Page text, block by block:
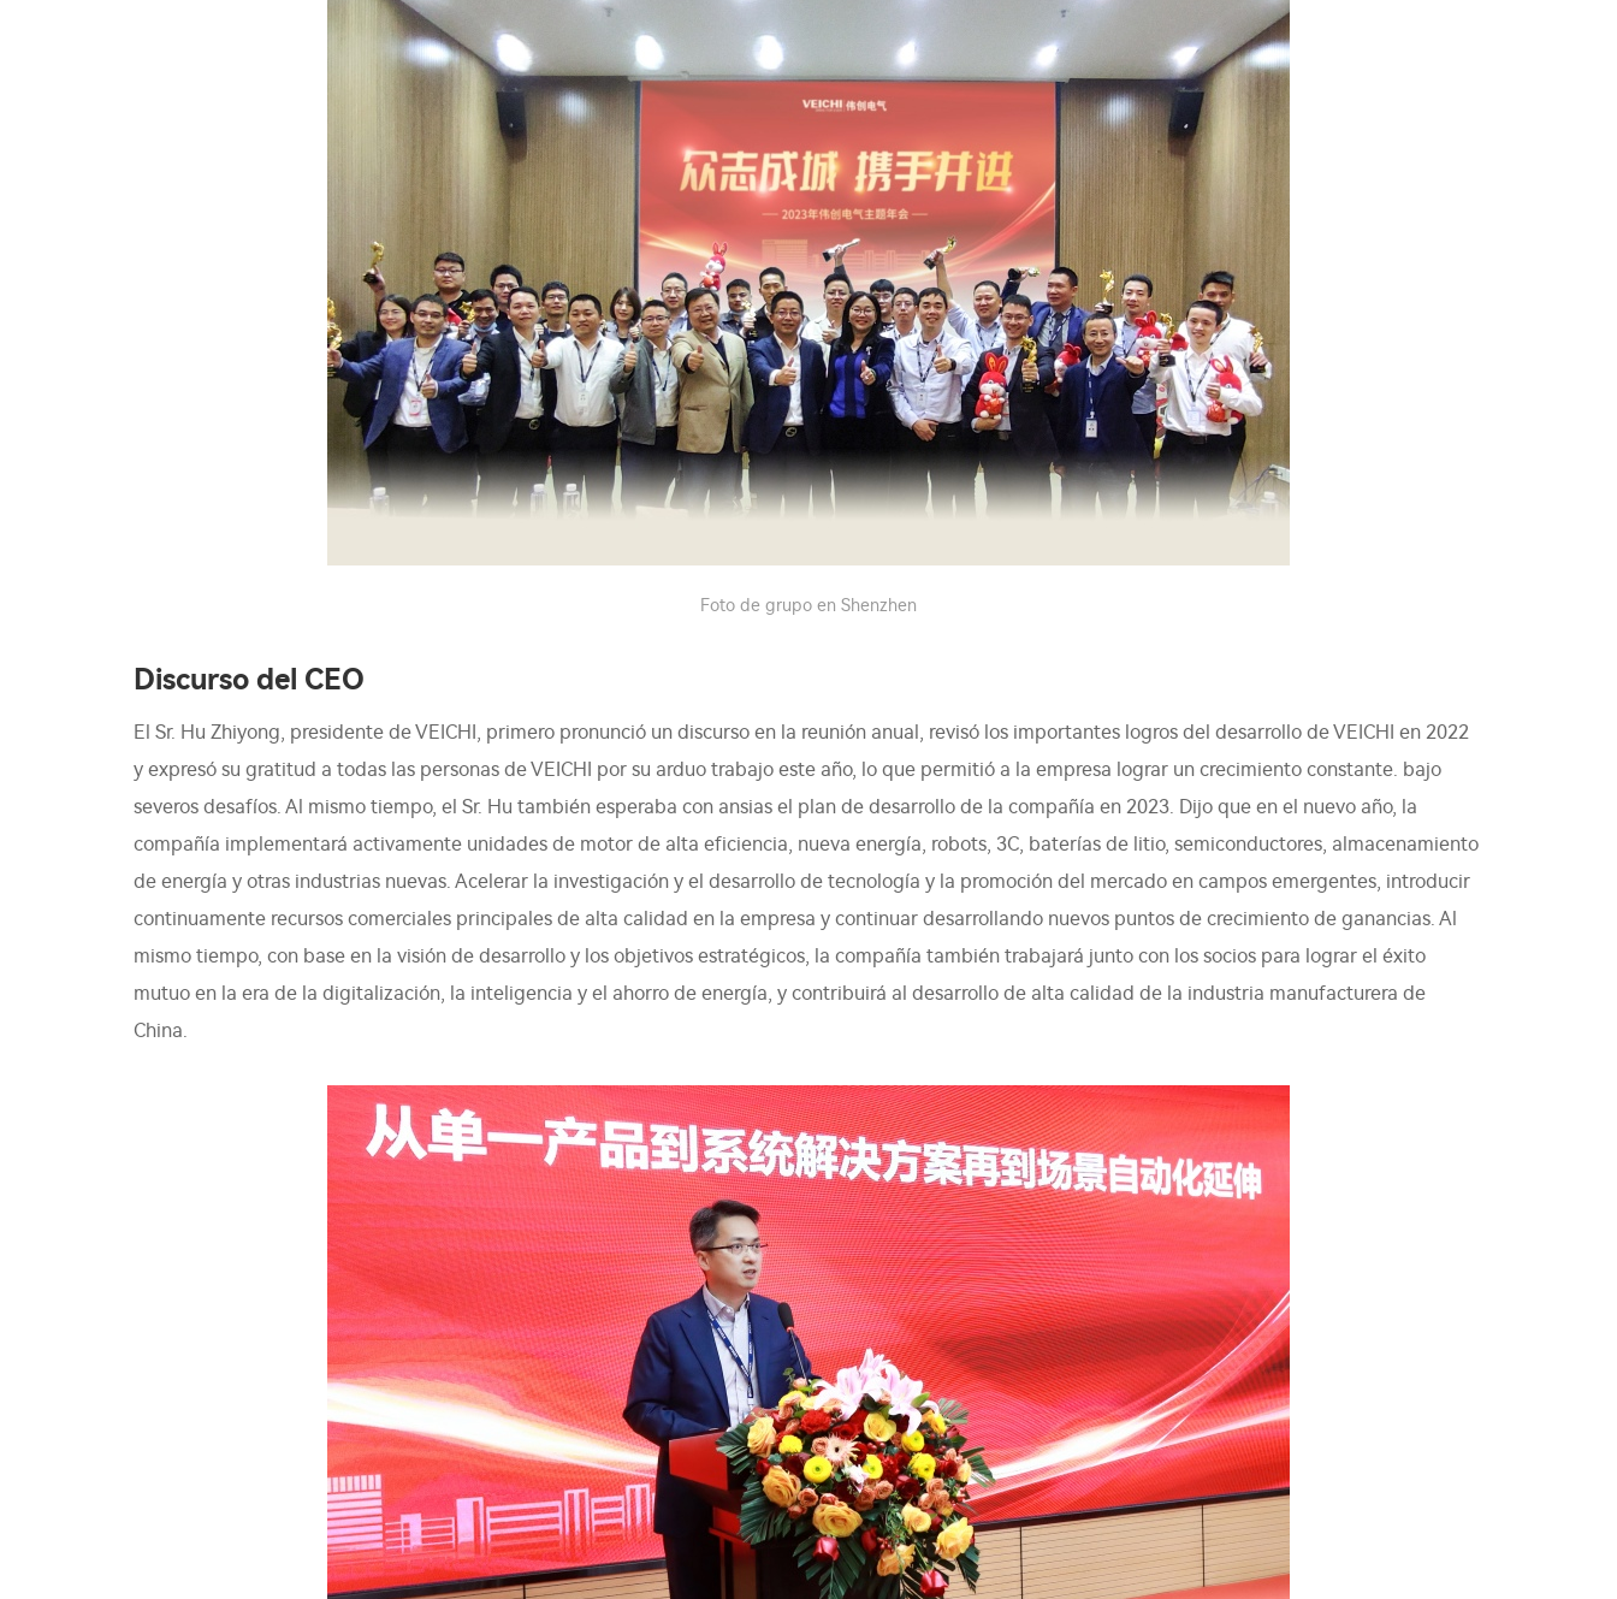
Foto de grupo en Shenzhen
Discurso del CEO
El Sr. Hu Zhiyong, presidente de VEICHI, primero pronunció un discurso en la reunión anual, revisó los importantes logros del desarrollo de VEICHI en 2022
y expresó su gratitud a todas las personas de VEICHI por su arduo trabajo este año, lo que permitió a la empresa lograr un crecimiento constante. bajo
severos desafíos. Al mismo tiempo, el Sr. Hu también esperaba con ansias el plan de desarrollo de la compañía en 2023. Dijo que en el nuevo año, la
compañía implementará activamente unidades de motor de alta eficiencia, nueva energía, robots, 3C, baterías de litio, semiconductores, almacenamiento
de energía y otras industrias nuevas. Acelerar la investigación y el desarrollo de tecnología y la promoción del mercado en campos emergentes, introducir
continuamente recursos comerciales principales de alta calidad en la empresa y continuar desarrollando nuevos puntos de crecimiento de ganancias. Al
mismo tiempo, con base en la visión de desarrollo y los objetivos estratégicos, la compañía también trabajará junto con los socios para lograr el éxito
mutuo en la era de la digitalización, la inteligencia y el ahorro de energía, y contribuirá al desarrollo de alta calidad de la industria manufacturera de
China.